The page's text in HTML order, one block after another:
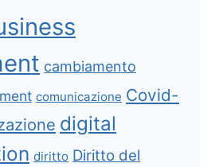
cambiamento
comunicazione Covid-
digital
diritto Diritto del